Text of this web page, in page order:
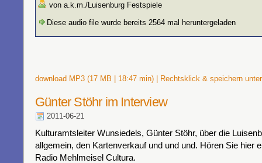
von a.k.m./Luisenburg Festspiele
Diese audio file wurde bereits 2564 mal heruntergeladen
download MP3 (17 MB | 18:47 min) | Rechtsklick & speichern unter
Günter Stöhr im Interview
2011-06-21
Kulturamtsleiter Wunsiedels, Günter Stöhr, über die
allgemein, den Kartenverkauf und und und. Hören Sie hier
Radio Mehlmeisel Cultura.